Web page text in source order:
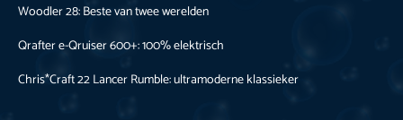
Woodler 28: Beste van twee werelden
Qrafter e-Qruiser 600+: 100% elektrisch
Chris*Craft 22 Lancer Rumble: ultramoderne klassieker